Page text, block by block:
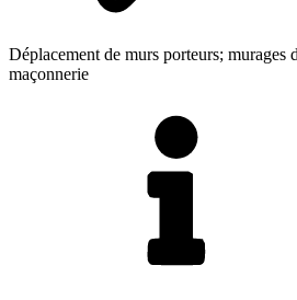
Déplacement de murs porteurs; murages
maçonnerie